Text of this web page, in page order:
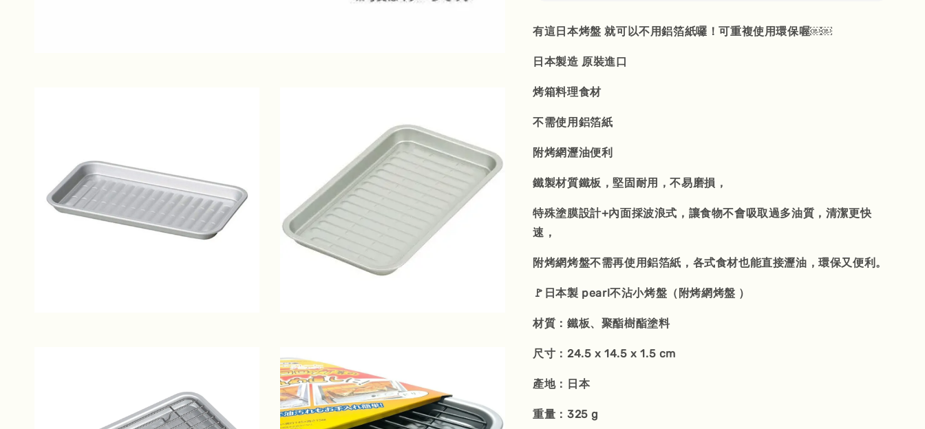
有這日本烤盤 就可以不用鋁箔紙囉！可重複使用環保喔￼￼
日本製造 原裝進口
烤箱料理食材
不需使用鋁箔紙
附烤網瀝油便利
鐵製材質鐵板，堅固耐用，不易磨損，
特殊塗膜設計+內面採波浪式，讓食物不會吸取過多油質，清潔更快
速，
附烤網烤盤不需再使用鋁箔紙，各式食材也能直接瀝油，環保又便利。
🚩日本製 pearl不沾小烤盤（附烤網烤盤 ）
材質：鐵板、聚酯樹酯塗料
尺寸：24.5 x 14.5 x 1.5 cm
產地：日本
重量：325 g